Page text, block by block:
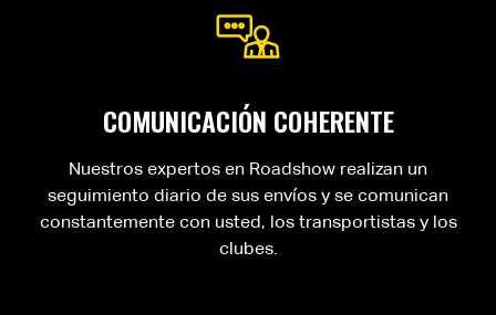
COMUNICACIÓN COHERENTE
Nuestros expertos en Roadshow realizan un
seguimiento diario de sus envíos y se comunican
constantemente con usted, los transportistas y los
clubes.